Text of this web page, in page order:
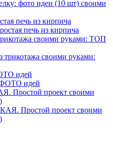
печь из кирпича
своими руками: ТОП
идей
Простой проект своими